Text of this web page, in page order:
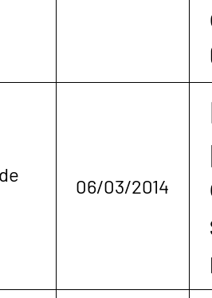
06/03/2014